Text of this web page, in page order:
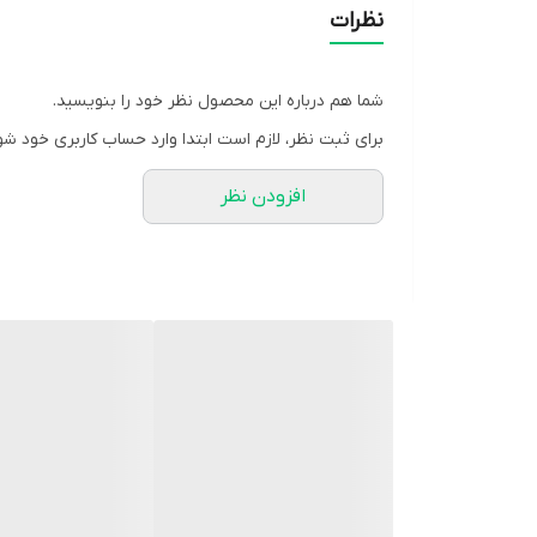
نظرات
شما هم درباره این محصول نظر خود را بنویسید.
برای ثبت نظر، لازم است ابتدا وارد حساب کاربری خود
افزودن نظر